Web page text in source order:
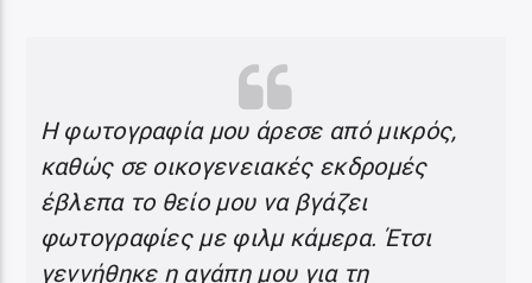
Η φωτογραφία μου άρεσε από μικρός,
καθώς σε οικογενειακές εκδρομές
έβλεπα το θείο μου να βγάζει
φωτογραφίες με φιλμ κάμερα. Έτσι
γεννήθηκε η αγάπη μου για τη